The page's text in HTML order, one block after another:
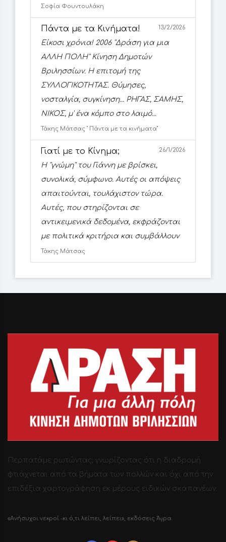
Σοφία Φουντουλάκη
Πάντα με τα Κινήματα! 13/2/2026
Είκοσι χρόνια! 2006 ''Δράση για μια
ΑΛΛΗ ΠΟΛΗ'' Κίνηση Δημοτών
Βριλησσίων. Η επιτομή της
ΣΥΛΛΟΓΙΚΟΤΗΤΑΣ. Θύμησες,
νοσταλγία, συγκίνηση... ΡΗΓΑΣ, ΣΑΜΗΣ,
ΝΙΚΟΣ, μ' ένα κόμπο στο λαιμό...
Τάκης Μάτσας '' Πάντα με τα κινήματα''
Γιατί με το Κίνημα; 26/1/2026
Η ''γνώμη'' του Γιάννη με βρίσκει,
συνολικά, σύμφωνο. Αυτές οι απόψεις
απαιτούνται, τουλάχιστον τώρα.
Αυτές, που στηρίζονται σε
αντικειμενικά δεδομένα, εκφράζονται
με πολιτικά κριτήρια και συμβάλλουν
Τάκης Μάτσας
Περπατάμε ρωτώντας, γνωρίζοντας ότι η διαδρομή
φτιάχνεται από τα βήματα των πολλών και όχι από την
επιδέξια χαρτογράφηση εκ μέρους ειδικών σκαπανέων.
«Ανήσυχοι νεκροί -κι ό,τι λείπει, λείπει», εκδόσεις Άγρα